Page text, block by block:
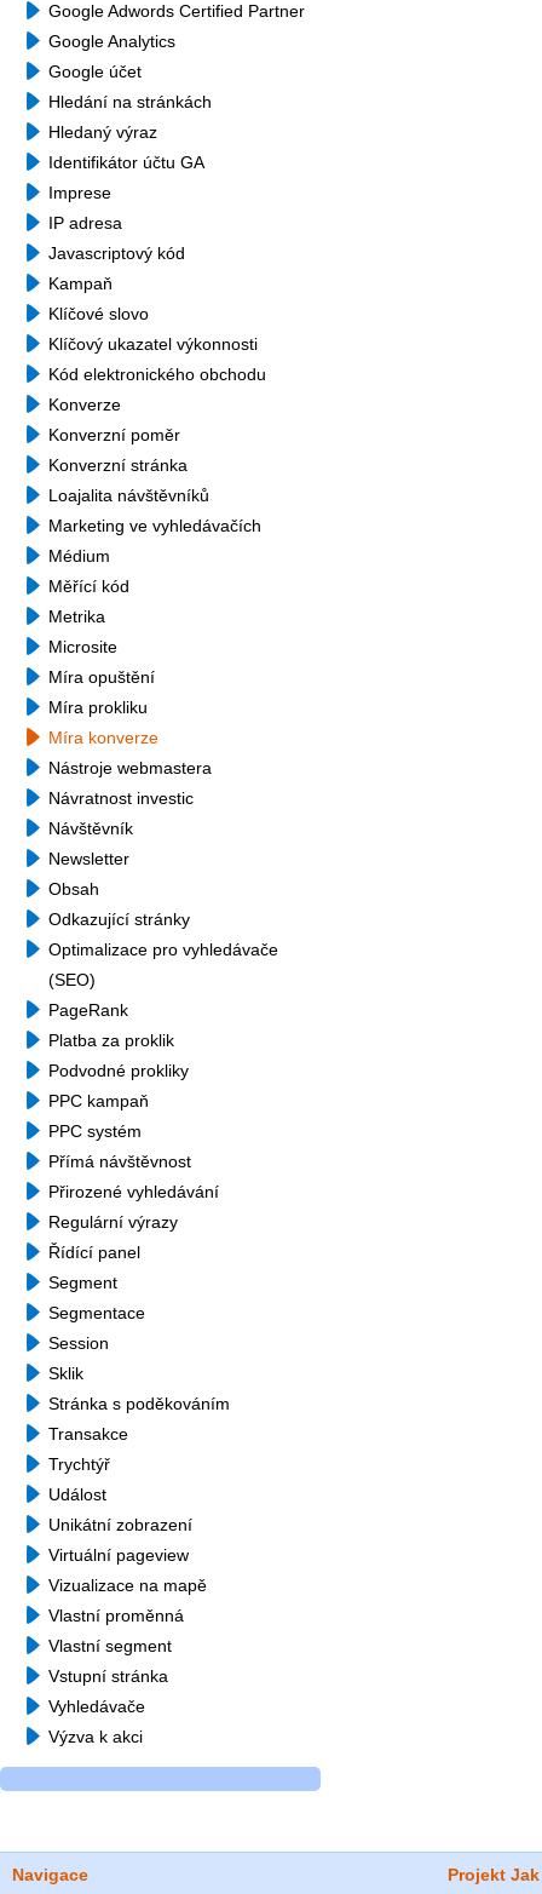
Google Adwords Certified Partner
Google Analytics
Google účet
Hledání na stránkách
Hledaný výraz
Identifikátor účtu GA
Imprese
IP adresa
Javascriptový kód
Kampaň
Klíčové slovo
Klíčový ukazatel výkonnosti
Kód elektronického obchodu
Konverze
Konverzní poměr
Konverzní stránka
Loajalita návštěvníků
Marketing ve vyhledávačích
Médium
Měřící kód
Metrika
Microsite
Míra opuštění
Míra prokliku
Míra konverze
Nástroje webmastera
Návratnost investic
Návštěvník
Newsletter
Obsah
Odkazující stránky
Optimalizace pro vyhledávače
(SEO)
PageRank
Platba za proklik
Podvodné prokliky
PPC kampaň
PPC systém
Přímá návštěvnost
Přirozené vyhledávání
Regulární výrazy
Řídící panel
Segment
Segmentace
Session
Sklik
Stránka s poděkováním
Transakce
Trychtýř
Událost
Unikátní zobrazení
Virtuální pageview
Vizualizace na mapě
Vlastní proměnná
Vlastní segment
Vstupní stránka
Vyhledávače
Výzva k akci
Navigace Projekt